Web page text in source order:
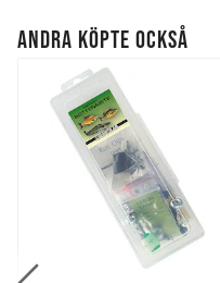
ANDRA KÖPTE OCKSÅ